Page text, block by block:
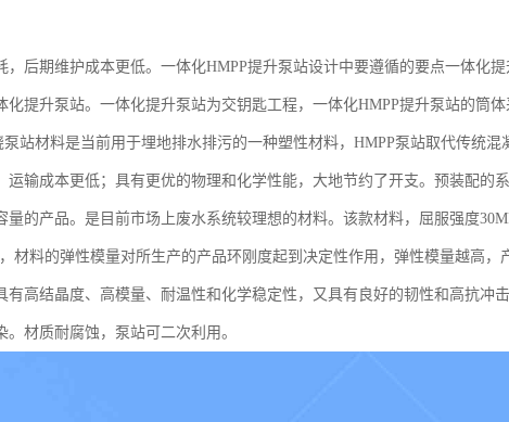
，后期维护成本更低。一体化HMPP提升泵站设计中要遵循的要点一体化
化提升泵站。一体化提升泵站为交钥匙工程，一体化HMPP提升泵站的筒体
泵站材料是当前用于埋地排水排污的一种塑性材料，HMPP泵站取代传统
运输成本更低；具有更优的物理和化学性能，大地节约了开支。预装配的
量的产品。是目前市场上废水系统较理想的材料。该款材料，屈服强度
材料的弹性模量对所生产的产品环刚度起到决定性作用，弹性模量越高
有高结晶度、高模量、耐温性和化学稳定性，又具有良好的韧性和高抗冲
。材质耐腐蚀，泵站可二次利用。